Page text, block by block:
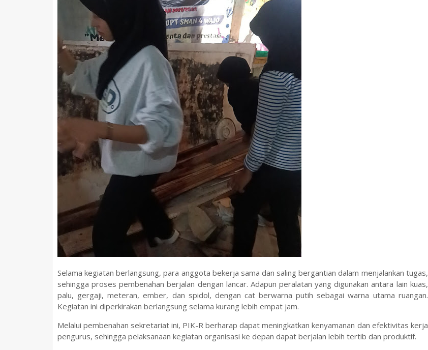
Selama kegiatan berlangsung, para anggota bekerja sama dan saling bergantian dalam menjalankan tugas,
sehingga proses pembenahan berjalan dengan lancar. Adapun peralatan yang digunakan antara lain kuas,
palu, gergaji, meteran, ember, dan spidol, dengan cat berwarna putih sebagai warna utama ruangan.
Kegiatan ini diperkirakan berlangsung selama kurang lebih empat jam.
Melalui pembenahan sekretariat ini, PIK-R berharap dapat meningkatkan kenyamanan dan efektivitas kerja
pengurus, sehingga pelaksanaan kegiatan organisasi ke depan dapat berjalan lebih tertib dan produktif.